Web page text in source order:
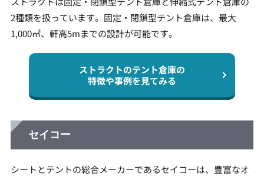
2種類を扱っています。固定・閉鎖型テント倉庫は、最大
1,000㎡、軒高5mまでの設計が可能です。
ストラクトのテント倉庫の
特徴や事例を見てみる
セイコー
シートとテントの総合メーカーであるセイコーは、豊富なオ